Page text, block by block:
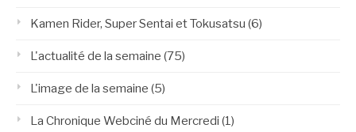
Kamen Rider, Super Sentai et Tokusatsu (6)
L'actualité de la semaine (75)
L'image de la semaine (5)
La Chronique Webciné du Mercredi (1)